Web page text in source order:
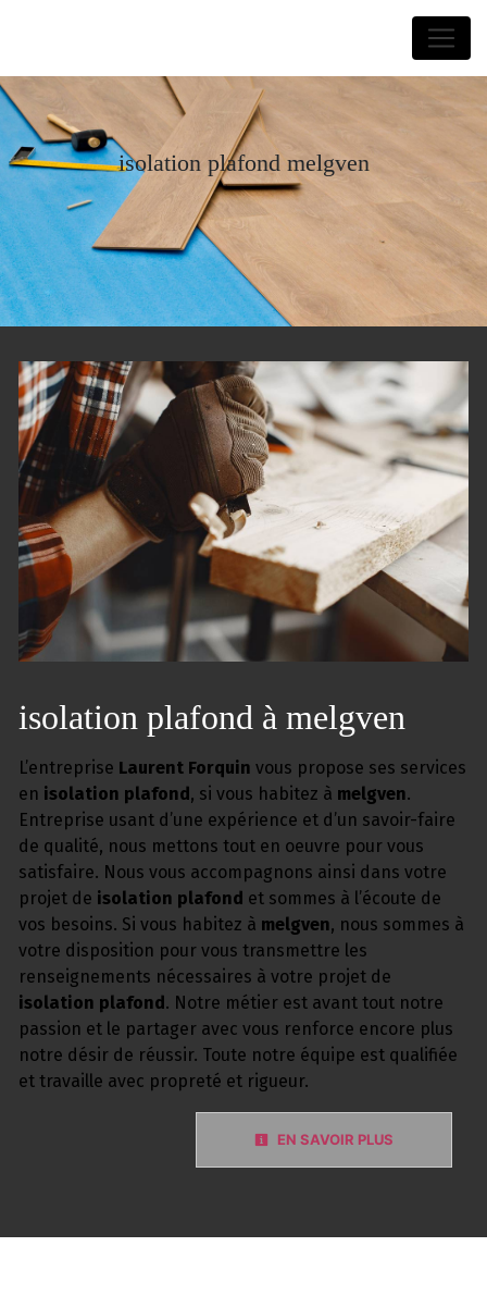
isolation plafond melgven
isolation plafond à melgven
L’entreprise Laurent Forquin vous propose ses services
en isolation plafond, si vous habitez à melgven.
Entreprise usant d’une expérience et d’un savoir-faire
de qualité, nous mettons tout en oeuvre pour vous
satisfaire. Nous vous accompagnons ainsi dans votre
projet de isolation plafond et sommes à l’écoute de
vos besoins. Si vous habitez à melgven, nous sommes à
votre disposition pour vous transmettre les
renseignements nécessaires à votre projet de
isolation plafond. Notre métier est avant tout notre
passion et le partager avec vous renforce encore plus
notre désir de réussir. Toute notre équipe est qualifiée
et travaille avec propreté et rigueur.
EN SAVOIR PLUS